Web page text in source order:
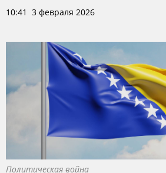
10:41 3 февраля 2026
Политическая война